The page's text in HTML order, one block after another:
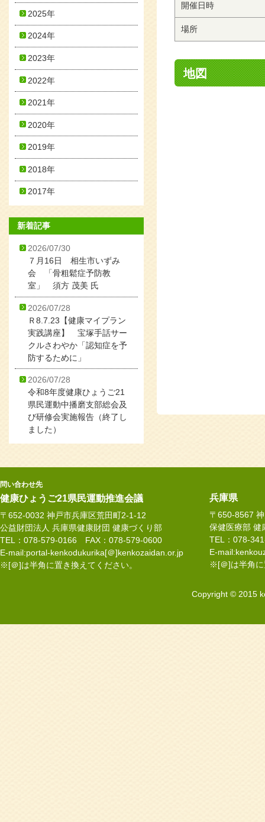
開催日時
場所
地図
2025年
2024年
2023年
2022年
2021年
2020年
2019年
2018年
2017年
新着記事
2026/07/30
７月16日 相生市いずみ
会 「骨粗鬆症予防教
室」 須方 茂美 氏
2026/07/28
Ｒ8.7.23【健康マイプラン
実践講座】 宝塚手話サー
クルさわやか「認知症を予
防するために」
2026/07/28
令和8年度健康ひょうご21
県民運動中播磨支部総会及
び研修会実施報告（終了し
ました）
問い合わせ先
健康ひょうご21県民運動推進会議
〒652-0032 神戸市兵庫区荒田町2-1-12
公益財団法人 兵庫県健康財団 健康づくり部
TEL：078-579-0166 FAX：078-579-0600
E-mail:portal-kenkodukurika[＠]kenkozaidan.or.jp
※[＠]は半角に置き換えてください。
兵庫県
〒650-8567
保健医療部 健
TEL：078-
E-
※[＠]は半角に
Copyright © 2015